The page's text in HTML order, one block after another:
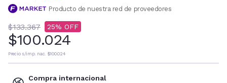
Producto de nuestra red de proveedores
$133.367 25
$100.024
Precio s/imp. nac. $100.024
Compra internacional